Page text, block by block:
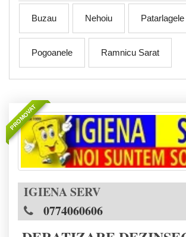
Buzau Nehoiu Patarlagele
Pogoanele Ramnicu Sarat
PROMOVAT
IGIENA SERV
0774060606